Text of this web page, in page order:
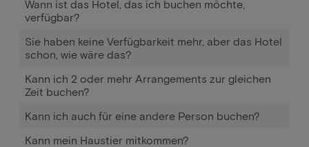
Wann ist das Hotel, das ich buchen möchte,
verfügbar?
Sie haben keine Verfügbarkeit mehr, aber das Hotel
schon, wie wäre das?
Kann ich 2 oder mehr Arrangements zur gleichen
Zeit buchen?
Kann ich auch für eine andere Person buchen?
Kann mein Haustier mitkommen?